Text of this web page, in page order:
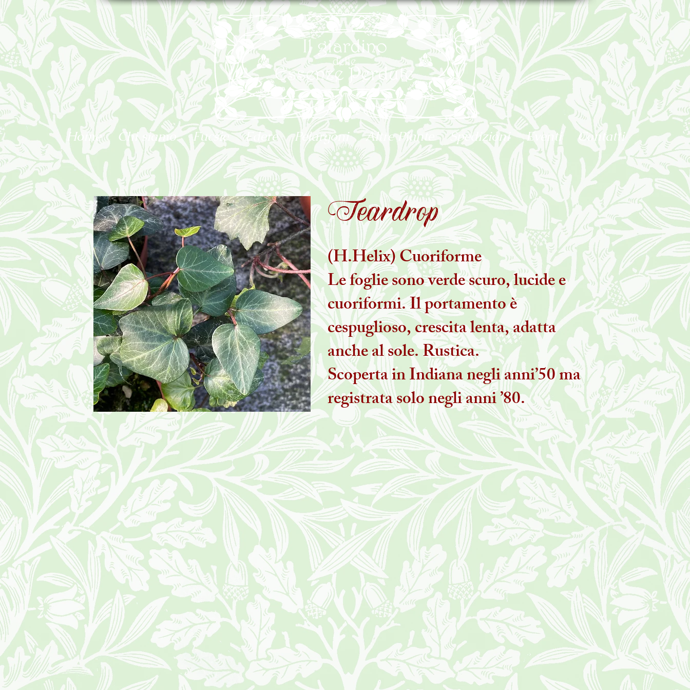
Home Chi siamo Fucsie Edere Pelargoni Altre Piante Spedizioni Eventi Contatti
Teardrop
(H.Helix) Cuoriforme
Le foglie sono verde scuro, lucide e
cuoriformi. Il portamento è
cespuglioso, crescita lenta, adatta
anche al sole. Rustica.
Scoperta in Indiana negli anni’50 ma
registrata solo negli anni ’80.